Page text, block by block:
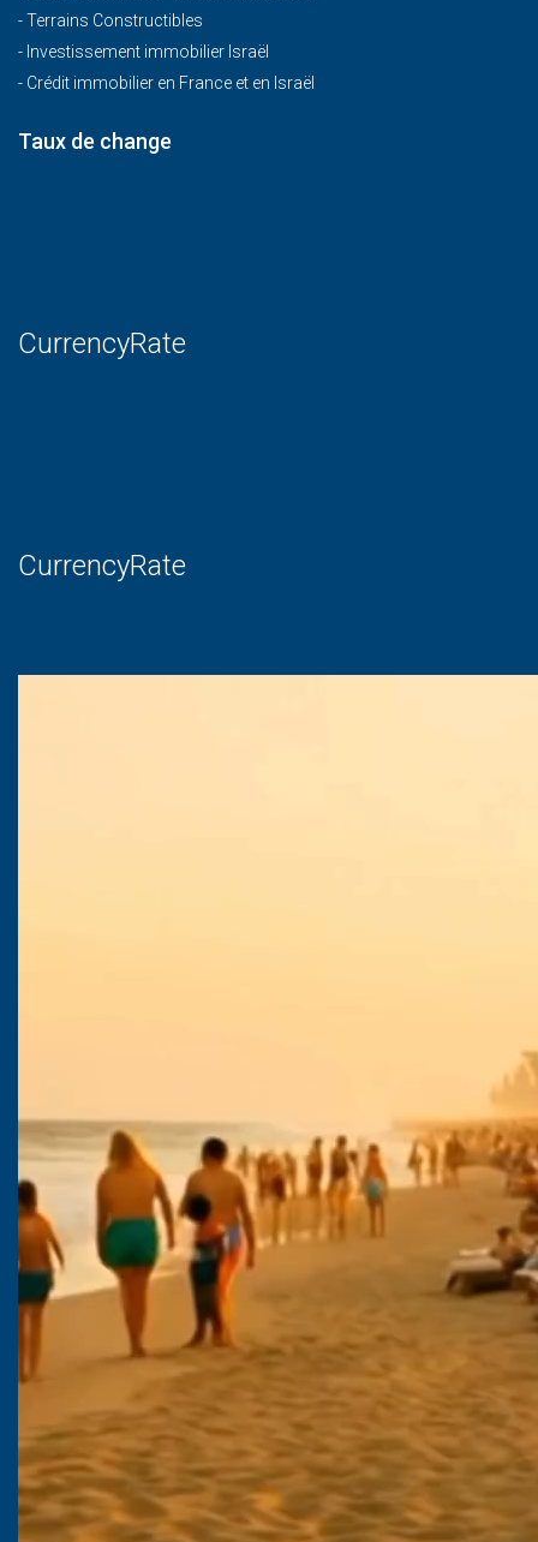
-Terrains Constructibles
- Investissement immobilier Israël
- Crédit immobilier en France et en Israël
Taux de change
CurrencyRate
CurrencyRate